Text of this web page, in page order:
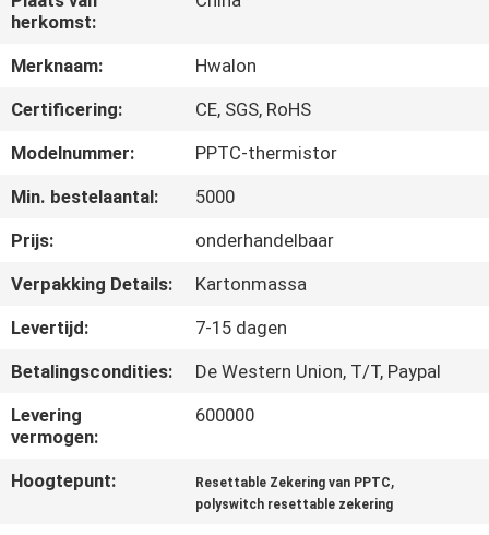
FABRIEKSTOCHT
KWALITEITSCONTROLE
NEEM
CONTACT
MET
ONS
OP
NIEUWS
OFFERTE
AANVRAGEN
herkomst:
Merknaam:
Hwalon
Certificering:
CE, SGS, RoHS
Modelnummer:
PPTC-thermistor
Min. bestelaantal:
5000
Prijs:
onderhandelbaar
Verpakking Details:
Kartonmassa
Levertijd:
7-15 dagen
Betalingscondities:
De Western Union, T/T, Paypal
Levering
vermogen:
600000
Hoogtepunt: Resettable Zekering van PPTC,
polyswitch resettable zekering